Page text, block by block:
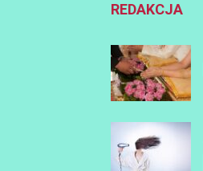
REDAKCJA